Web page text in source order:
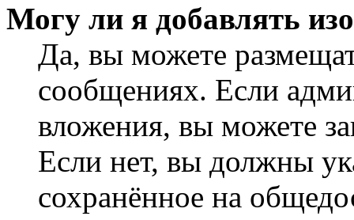
Могу ли я добавлять
Да, вы можете
сообщениях. Если
вложения, вы можете
Если нет, вы должны
сохранённое на